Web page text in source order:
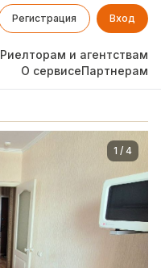
Регистрация Вход
Риелторам и агентствам
О сервисеПартнерам
1 / 4